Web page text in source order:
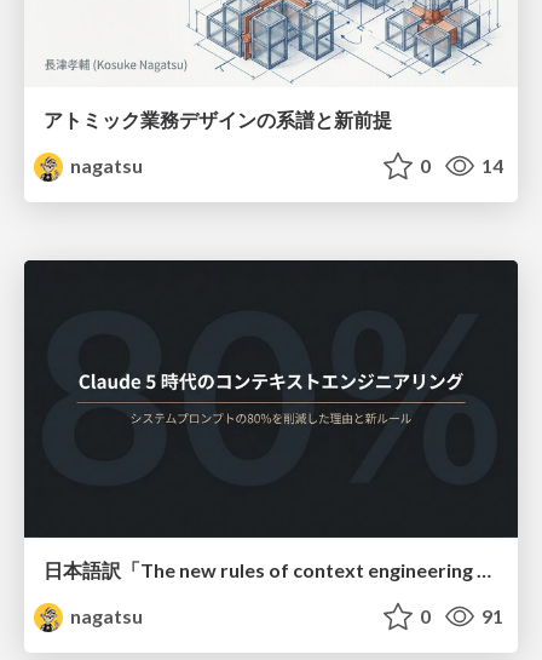
アトミック業務デザインの系譜と新前提
nagatsu
0 14
日本語訳「The new rules of context engineering for Claude 5 models」
nagatsu
0 91